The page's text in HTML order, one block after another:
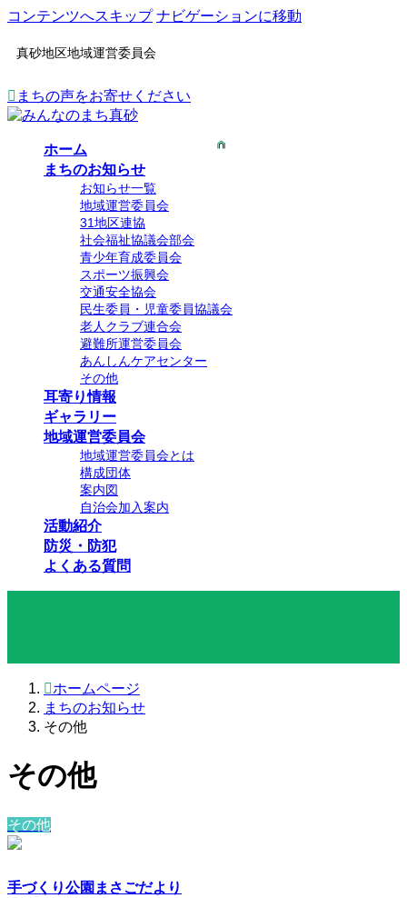
コンテンツへスキップ ナビゲーションに移動
真砂地区地域運営委員会
まちの声をお寄せください
ホーム
まちのお知らせ
お知らせ一覧
地域運営委員会
31地区連協
社会福祉協議会部会
青少年育成委員会
スポーツ振興会
交通安全協会
民生委員・児童委員協議会
老人クラブ連合会
避難所運営委員会
あんしんケアセンター
その他
耳寄り情報
ギャラリー
地域運営委員会
地域運営委員会とは
構成団体
案内図
自治会加入案内
活動紹介
防災・防犯
よくある質問
ホームページ
まちのお知らせ
その他
その他
その他
手づくり公園まさごだより